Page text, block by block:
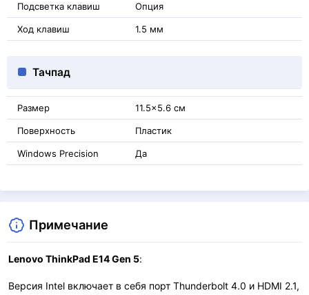
Подсветка клавиш Опция
Ход клавиш 1.5 мм
Тачпад
Размер 11.5x5.6 см
Поверхность Пластик
Windows Precision Да
Примечание
Lenovo ThinkPad E14 Gen 5:
Версия Intel включает в себя порт Thunderbolt 4.0 и HDMI 2.1,